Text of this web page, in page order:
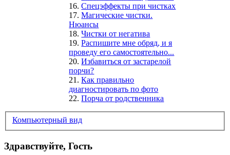
16.Спецэффекты при чистках
17.Магические чистки.
Нюансы
18.Чистки от негатива
19.Распишите мне обряд, и я
проведу его самостоятельно...
20.Избавиться от застарелой
порчи?
21.Как правильно
диагностировать по фото
22.Порча от родственника
Компьютерный вид
Здравствуйте, Гость